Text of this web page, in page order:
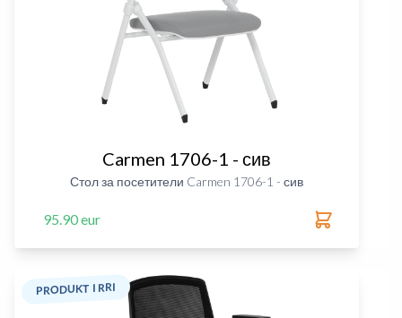
Carmen 1706-1 - сив
Стол за посетители Carmen 1706-1 - сив
95.90 eur
PRODUKT I RRI